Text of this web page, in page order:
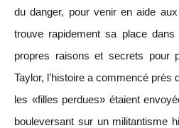
du danger, pour venir en aide
trouve rapidement sa place
propres raisons et secrets pour
Taylor, l’histoire a commencé
les «filles perdues» étaient
bouleversant sur un militantisme